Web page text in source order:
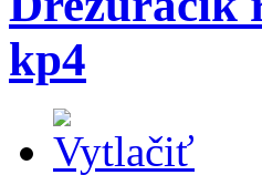
kp4